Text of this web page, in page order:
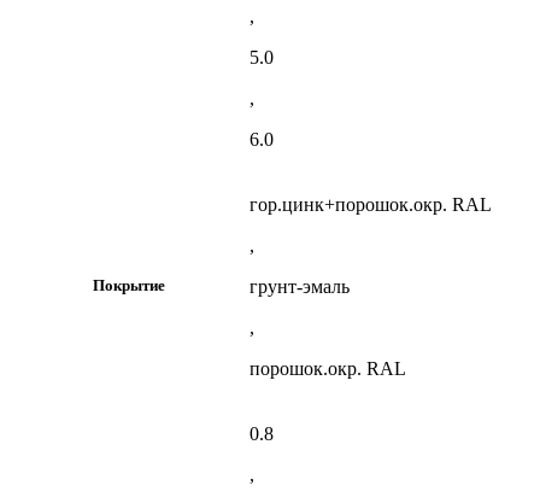
,
5.0
,
6.0
Покрытие
гор.цинк+порошок.окр. RAL
,
грунт-эмаль
,
порошок.окр. RAL
0.8
,